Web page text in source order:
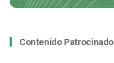
Contenido Patrocinado